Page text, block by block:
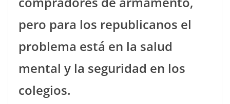
pero para los republicanos el
problema está en la salud
mental y la seguridad en los
colegios.